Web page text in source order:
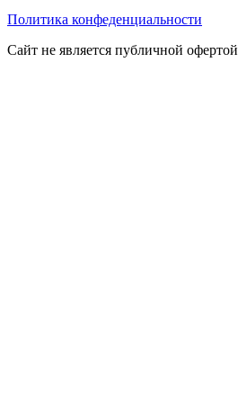
Политика конфеденциальности
Сайт не является публичной офертой